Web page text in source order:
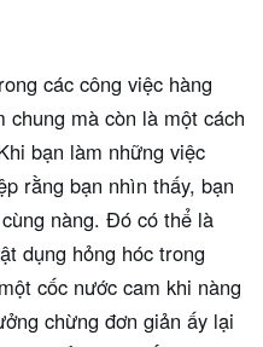
các công việc hàng
chung mà còn là một cách
bạn làm những việc
rằng bạn nhìn thấy, bạn
nàng. Đó có thể là
dụng hỏng hóc trong
cốc nước cam khi nàng
chừng đơn giản ấy lại